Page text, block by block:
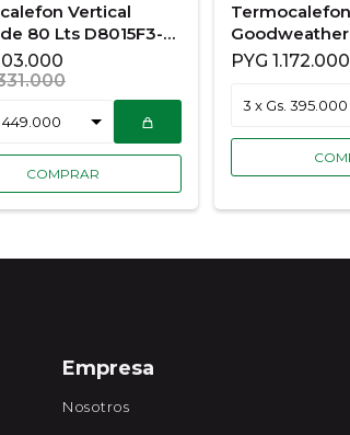
Vertical
80 Lts D8015F3-
Termocalefon
lts
PYG 1.172.000
Empresa
Nosotros